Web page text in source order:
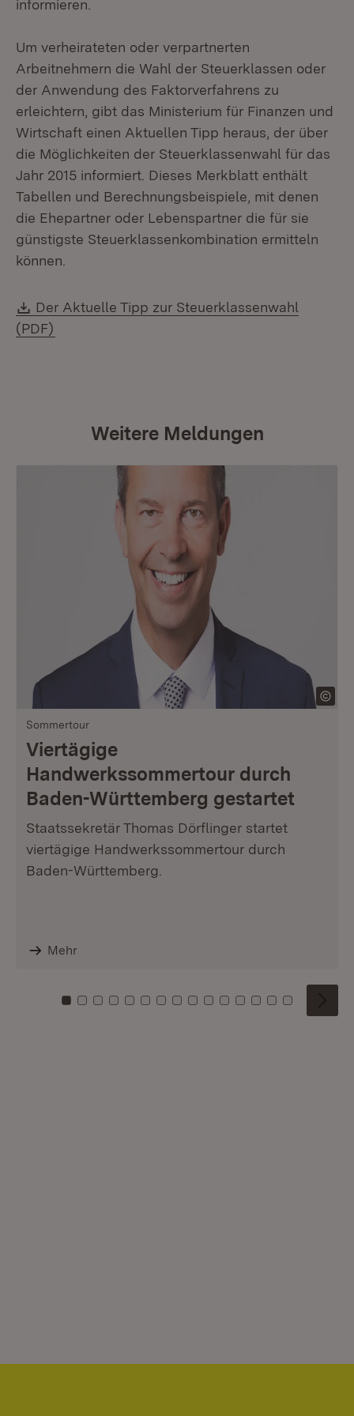
informieren.
Um verheirateten oder verpartnerten
Arbeitnehmern die Wahl der Steuerklassen oder
der Anwendung des Faktorverfahrens zu
erleichtern, gibt das Ministerium für Finanzen und
Wirtschaft einen Aktuellen Tipp heraus, der über
die Möglichkeiten der Steuerklassenwahl für das
Jahr 2015 informiert. Dieses Merkblatt enthält
Tabellen und Berechnungsbeispiele, mit denen
die Ehepartner oder Lebens­partner die für sie
günstigste Steuerklassenkombination ermitteln
können.
Download:
Der Aktuelle Tipp zur Steuerklassenwahl
(PDF)
Weitere Meldungen
Sommertour
Viertägige
Handwerkssommertour durch
Baden-Württemberg gestartet
Staatssekretär Thomas Dörflinger startet
viertägige Handwerkssommertour durch
Baden-Württemberg.
Mehr
Zu Kachel: 0
Zu Kachel: 1
Zu Kachel: 2
Zu Kachel: 3
Zu Kachel: 4
Zu Kachel: 5
Zu Kachel: 6
Zu Kachel: 7
Zu Kachel: 8
Zu Kachel: 9
Zu Kachel: 10
Zu Kachel: 11
Zu Kachel: 12
Zu Kachel:
Zu